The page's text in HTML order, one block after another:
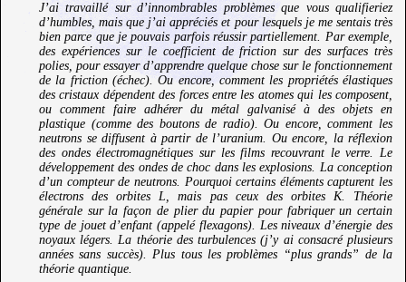
J’ai travaillé sur d’innombrables problèmes que vous qualifieriez
d’humbles, mais que j’ai appréciés et pour lesquels je me sentais très
bien parce que je pouvais parfois réussir partiellement. Par exemple,
des expériences sur le coefficient de friction sur des surfaces très
polies, pour essayer d’apprendre quelque chose sur le fonctionnement
de la friction (échec). Ou encore, comment les propriétés élastiques
des cristaux dépendent des forces entre les atomes qui les composent,
ou comment faire adhérer du métal galvanisé à des objets en
plastique (comme des boutons de radio). Ou encore, comment les
neutrons se diffusent à partir de l’uranium. Ou encore, la réflexion
des ondes électromagnétiques sur les films recouvrant le verre. Le
développement des ondes de choc dans les explosions. La conception
d’un compteur de neutrons. Pourquoi certains éléments capturent les
électrons des orbites L, mais pas ceux des orbites K. Théorie
générale sur la façon de plier du papier pour fabriquer un certain
type de jouet d’enfant (appelé flexagons). Les niveaux d’énergie des
noyaux légers. La théorie des turbulences (j’y ai consacré plusieurs
années sans succès). Plus tous les problèmes “plus grands” de la
théorie quantique.